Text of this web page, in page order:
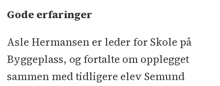
Gode erfaringer
Asle Hermansen er leder for Skole på
Byggeplass, og fortalte om opplegget
sammen med tidligere elev Semund